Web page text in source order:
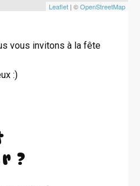
Leaflet | ©OpenStreetMap
vous invitons à la fête
:)
?